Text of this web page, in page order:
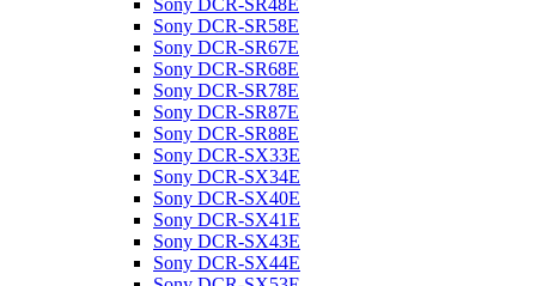
Sony DCR-SR48E
Sony DCR-SR58E
Sony DCR-SR67E
Sony DCR-SR68E
Sony DCR-SR78E
Sony DCR-SR87E
Sony DCR-SR88E
Sony DCR-SX33E
Sony DCR-SX34E
Sony DCR-SX40E
Sony DCR-SX41E
Sony DCR-SX43E
Sony DCR-SX44E